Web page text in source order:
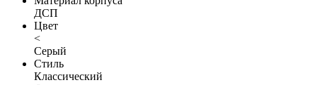
ДСП
Цвет
<
Серый
Стиль
Классический